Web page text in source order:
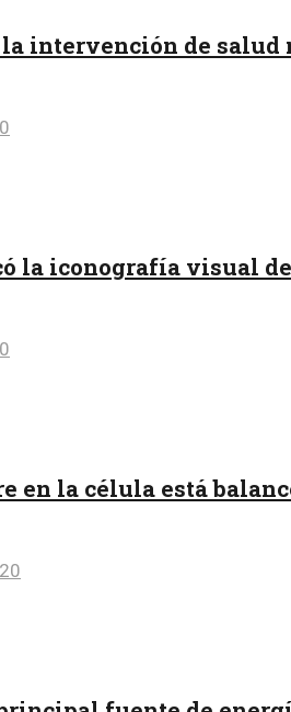
intervención de
la iconografía visual
en la célula está